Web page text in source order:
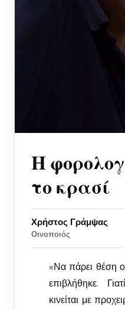
Η
το κρασί
Χρήστος Γράμψας
Οινοποιός
«Να πάρει θέση
επιβλήθηκε.
κινείται με